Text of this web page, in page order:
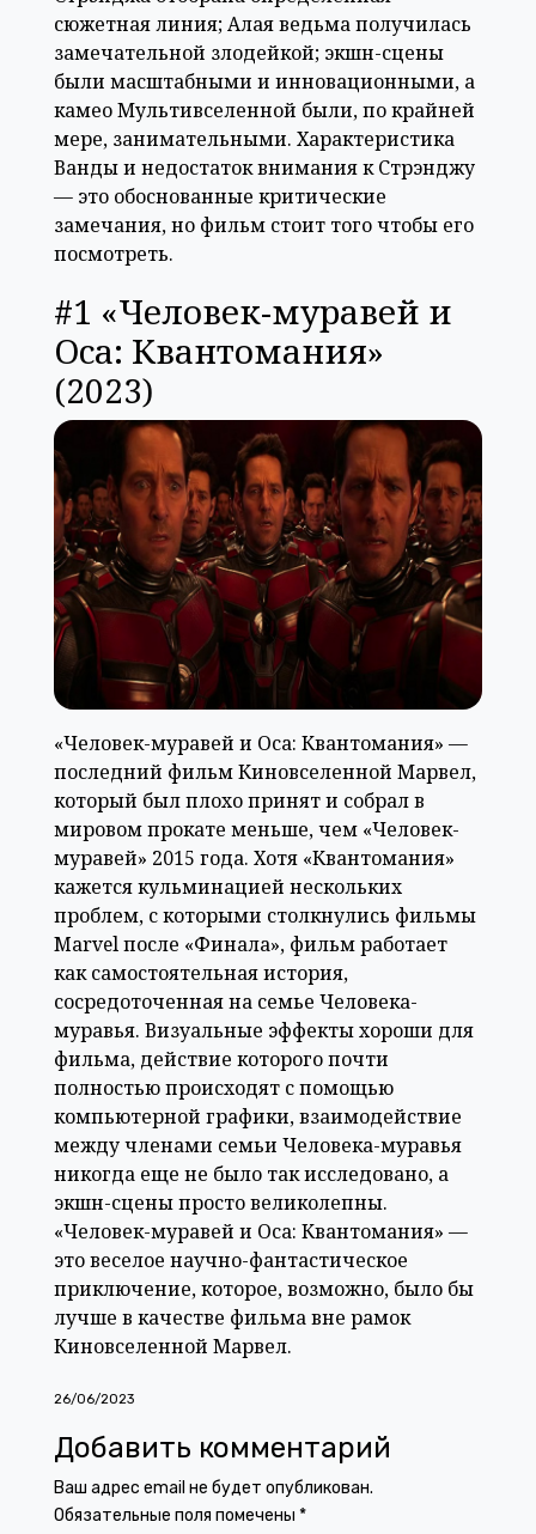
сюжетная линия; Алая ведьма получилась
замечательной злодейкой; экшн-сцены
были масштабными и инновационными, а
камео Мультивселенной были, по крайней
мере, занимательными. Характеристика
Ванды и недостаток внимания к Стрэнджу
— это обоснованные критические
замечания, но фильм стоит того чтобы его
посмотреть.
#1 «Человек-муравей и
Оса: Квантомания»
(2023)
«Человек-муравей и Оса: Квантомания» —
последний фильм Киновселенной Марвел,
который был плохо принят и собрал в
мировом прокате меньше, чем «Человек-
муравей» 2015 года. Хотя «Квантомания»
кажется кульминацией нескольких
проблем, с которыми столкнулись фильмы
Marvel после «Финала», фильм работает
как самостоятельная история,
сосредоточенная на семье Человека-
муравья. Визуальные эффекты хороши для
фильма, действие которого почти
полностью происходят с помощью
компьютерной графики, взаимодействие
между членами семьи Человека-муравья
никогда еще не было так исследовано, а
экшн-сцены просто великолепны.
«Человек-муравей и Оса: Квантомания» —
это веселое научно-фантастическое
приключение, которое, возможно, было бы
лучше в качестве фильма вне рамок
Киновселенной Марвел.
26/06/2023
Добавить комментарий
Ваш адрес email не будет опубликован.
Обязательные поля помечены *